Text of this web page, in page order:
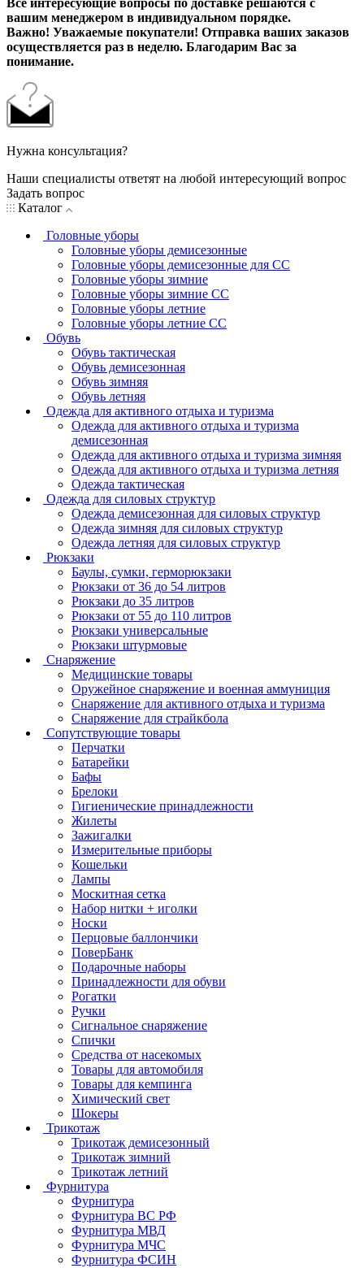
Все интересующие вопросы по доставке решаются с
вашим менеджером в индивидуальном порядке.
Важно! Уважаемые покупатели! Отправка ваших заказов
осуществляется раз в неделю. Благодарим Вас за
понимание.
Нужна консультация?
Наши специалисты ответят на любой интересующий вопрос
Задать вопрос
Каталог
Головные уборы
Головные уборы демисезонные
Головные уборы демисезонные для СС
Головные уборы зимние
Головные уборы зимние СС
Головные уборы летние
Головные уборы летние СС
Обувь
Обувь тактическая
Обувь демисезонная
Обувь зимняя
Обувь летняя
Одежда для активного отдыха и туризма
Одежда для активного отдыха и туризма
демисезонная
Одежда для активного отдыха и туризма зимняя
Одежда для активного отдыха и туризма летняя
Одежда тактическая
Одежда для силовых структур
Одежда демисезонная для силовых структур
Одежда зимняя для силовых структур
Одежда летняя для силовых структур
Рюкзаки
Баулы, сумки, герморюкзаки
Рюкзаки от 36 до 54 литров
Рюкзаки до 35 литров
Рюкзаки от 55 до 110 литров
Рюкзаки универсальные
Рюкзаки штурмовые
Снаряжение
Медицинские товары
Оружейное снаряжение и военная аммуниция
Снаряжение для активного отдыха и туризма
Снаряжение для страйкбола
Сопутствующие товары
Перчатки
Батарейки
Бафы
Брелоки
Гигиенические принадлежности
Жилеты
Зажигалки
Измерительные приборы
Кошельки
Лампы
Москитная сетка
Набор нитки + иголки
Носки
Перцовые баллончики
ПоверБанк
Подарочные наборы
Принадлежности для обуви
Рогатки
Ручки
Сигнальное снаряжение
Спички
Средства от насекомых
Товары для автомобиля
Товары для кемпинга
Химический свет
Шокеры
Трикотаж
Трикотаж демисезонный
Трикотаж зимний
Трикотаж летний
Фурнитура
Фурнитура
Фурнитура ВС РФ
Фурнитура МВД
Фурнитура МЧС
Фурнитура ФСИН